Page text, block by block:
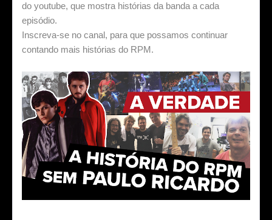
do youtube, que mostra histórias da banda a cada
episódio.
Inscreva-se no canal, para que possamos continuar
contando mais histórias do RPM.